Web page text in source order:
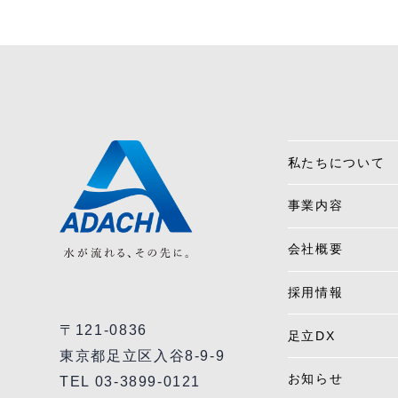
〒121-0836
東京都足立区入谷8-9-9
TEL 03-3899-0121
私たちについて
事業内容
会社概要
採用情報
足立DX
お知らせ